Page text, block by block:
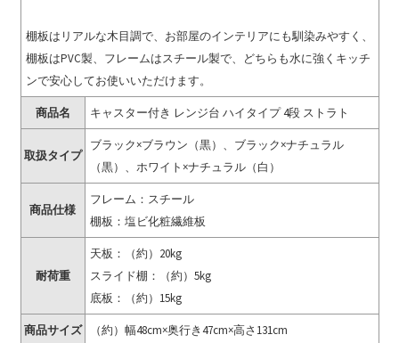
棚板はリアルな木目調で、お部屋のインテリアにも馴染みやすく、
棚板はPVC製、フレームはスチール製で、どちらも水に強くキッチ
ンで安心してお使いいただけます。
商品名 キャスター付き レンジ台 ハイタイプ 4段 ストラト
取扱タイプ
ブラック×ブラウン（黒）、ブラック×ナチュラル
（黒）、ホワイト×ナチュラル（白）
商品仕様
フレーム：スチール
棚板：塩ビ化粧繊維板
耐荷重
天板：（約）20kg
スライド棚：（約）5kg
底板：（約）15kg
商品サイズ （約）幅48cm×奥行き47cm×高さ131cm